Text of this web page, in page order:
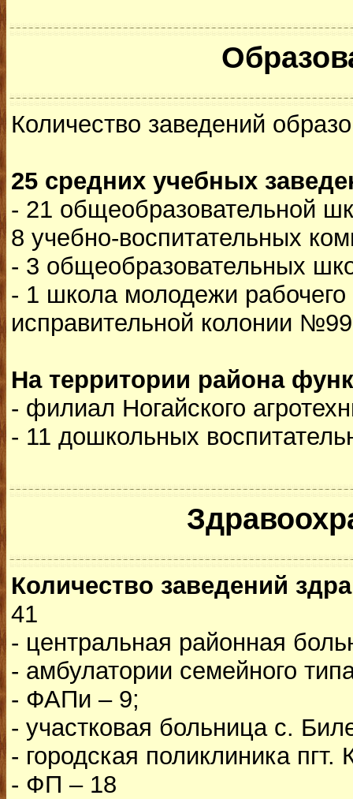
Количество заведений
25 средних учебных
- 21 общеобразовательной
8 учебно-воспитательных
- 3 общеобразовательных
- 1 школа молодежи рабочего
исправительной колонии
На территории района
- филиал Ногайского
- 11 дошкольных
Количество заведений
41
- центральная районная
- амбулатории семейного
- ФАПи – 9;
- участковая больница с.
- городская поликлиника пгт.
- ФП – 18